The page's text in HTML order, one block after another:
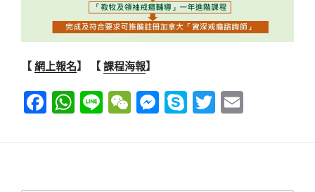
【網上報名】 【課程海報】
F
a
W
h
Li
n
W
e
M
e
S
ky
T
wi